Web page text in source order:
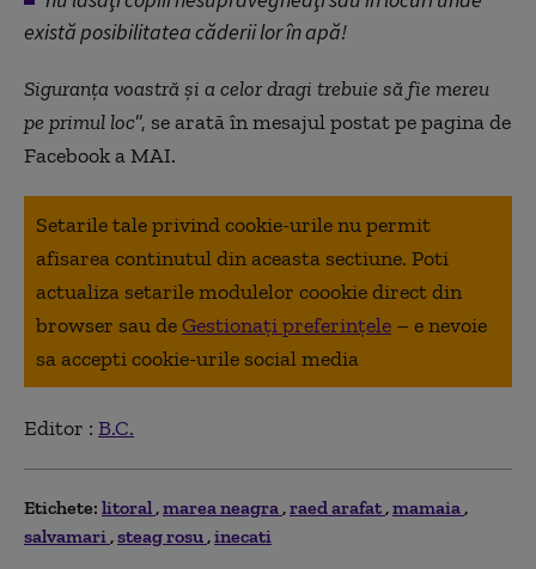
există posibilitatea căderii lor în apă!
Siguranța voastră și a celor dragi trebuie să fie mereu
pe primul loc”, se arată în mesajul postat pe pagina de
Facebook a MAI.
Setarile tale privind cookie-urile nu permit
afisarea continutul din aceasta sectiune. Poti
actualiza setarile modulelor coookie direct din
browser sau deGestionați preferințele – e nevoie
sa accepti cookie-urile social media
Editor : B.C.
Etichete: litoral marea neagra raed arafat mamaia
salvamari steag rosu inecati